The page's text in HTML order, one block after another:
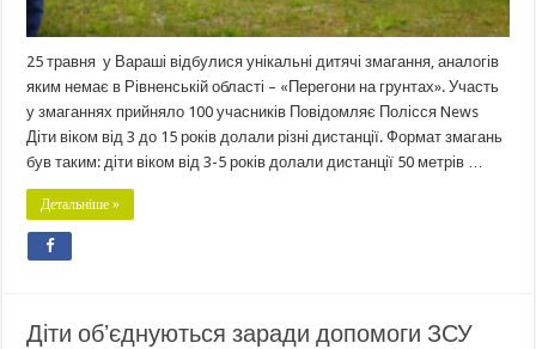
25 травня у Вараші відбулися унікальні дитячі змагання, аналогів
яким немає в Рівненській області – «Перегони на грунтах». Участь
у змаганнях прийняло 100 учасників Повідомляє Полісся News
Діти віком від 3 до 15 років долали різні дистанції. Формат змагань
був таким: діти віком від 3-5 років долали дистанції 50 метрів …
Детальніше »
Діти обʼєднуються заради допомоги ЗСУ